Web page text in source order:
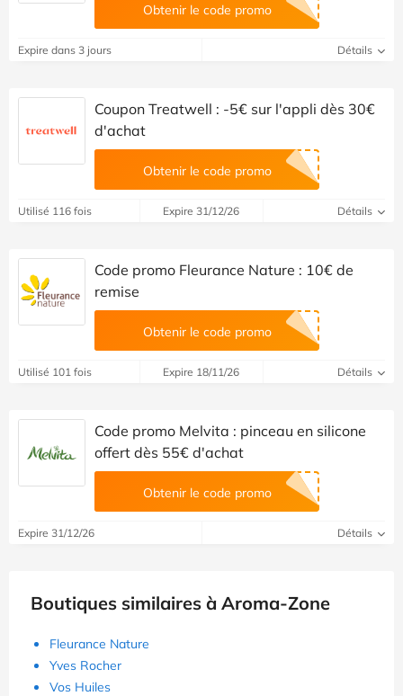
Obtenir le code promo
Expire dans 3 jours Détails
Coupon Treatwell : -5€ sur l'appli dès 30€
d'achat
Obtenir le code promo
Utilisé 116 fois Expire 31/12/26 Détails
Code promo Fleurance Nature : 10€ de
remise
Obtenir le code promo
Utilisé 101 fois Expire 18/11/26 Détails
Code promo Melvita : pinceau en silicone
offert dès 55€ d'achat
Obtenir le code promo
Expire 31/12/26 Détails
Boutiques similaires à Aroma-Zone
Fleurance Nature
Yves Rocher
Vos Huiles